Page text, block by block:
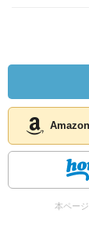
本ペー